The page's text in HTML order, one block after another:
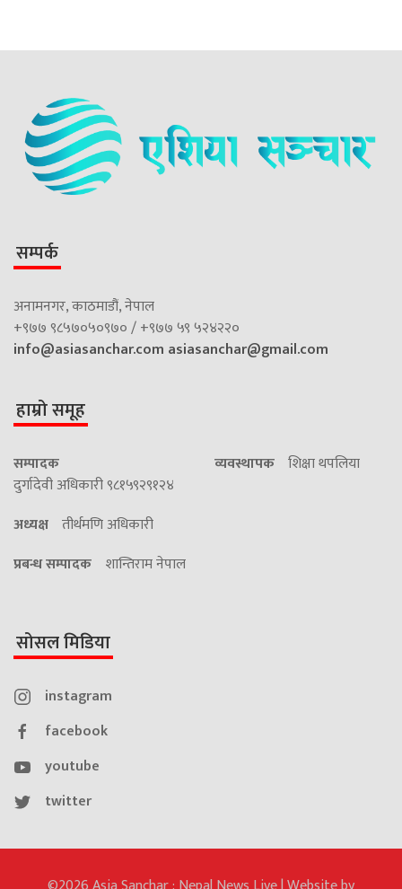
सम्पर्क
अनामनगर, काठमाडौं, नेपाल
+९७७ ९८५७०५०९७० / +९७७ ५९ ५२४२२०
info@asiasanchar.com asiasanchar@gmail.com
हाम्रो समूह
सम्पादक
दुर्गादेवी अधिकारी ९८१५९२९१२४
व्यवस्थापक शिक्षा थपलिया
अध्यक्ष तीर्थमणि अधिकारी
प्रबन्ध सम्पादक शान्तिराम नेपाल
सोसल मिडिया
instagram
facebook
youtube
twitter